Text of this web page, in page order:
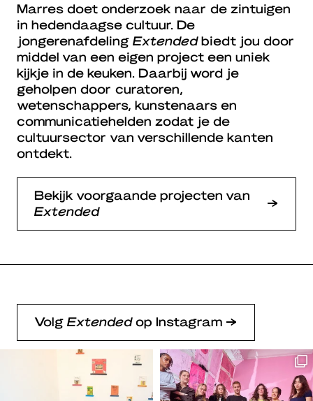
Marres doet onderzoek naar de zintuigen
in hedendaagse cultuur. De
jongerenafdeling Extendedbiedt jou door
middel van een eigen project een uniek
kijkje in de keuken. Daarbij word je
geholpen door curatoren,
wetenschappers, kunstenaars en
communicatiehelden zodat je de
cultuursector van verschillende kanten
ontdekt.
Bekijk voorgaande projecten van
Extended
Volg Extendedop Instagram